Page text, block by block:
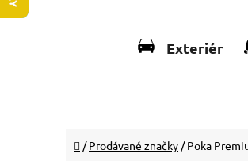
Exteriér
Domů
/ Prodávané značky / Poka